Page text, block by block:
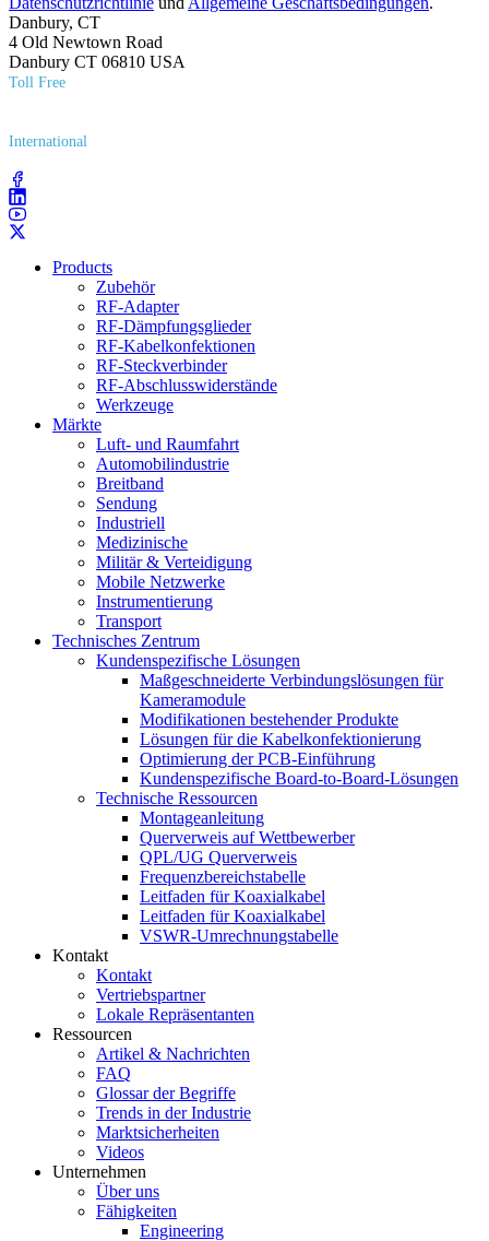
Danbury, CT
4 Old Newtown Road
Danbury CT 06810 USA
Toll Free
International
Products
Zubehör
RF-Adapter
RF-Dämpfungsglieder
RF-Kabelkonfektionen
RF-Steckverbinder
RF-Abschlusswiderstände
Werkzeuge
Märkte
Luft- und Raumfahrt
Automobilindustrie
Breitband
Sendung
Industriell
Medizinische
Militär & Verteidigung
Mobile Netzwerke
Instrumentierung
Transport
Technisches Zentrum
Kundenspezifische Lösungen
Maßgeschneiderte Verbindungslösungen für
Kameramodule
Modifikationen bestehender Produkte
Lösungen für die Kabelkonfektionierung
Optimierung der PCB-Einführung
Kundenspezifische Board-to-Board-Lösungen
Technische Ressourcen
Montageanleitung
Querverweis auf Wettbewerber
QPL/UG Querverweis
Frequenzbereichstabelle
Leitfaden für Koaxialkabel
Leitfaden für Koaxialkabel
VSWR-Umrechnungstabelle
Kontakt
Kontakt
Vertriebspartner
Lokale Repräsentanten
Ressourcen
Artikel & Nachrichten
FAQ
Glossar der Begriffe
Trends in der Industrie
Marktsicherheiten
Videos
Unternehmen
Über uns
Fähigkeiten
Engineering